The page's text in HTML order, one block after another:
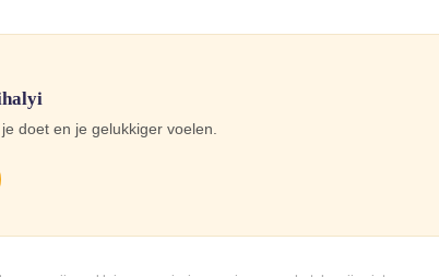
doet en je gelukkiger voelen.